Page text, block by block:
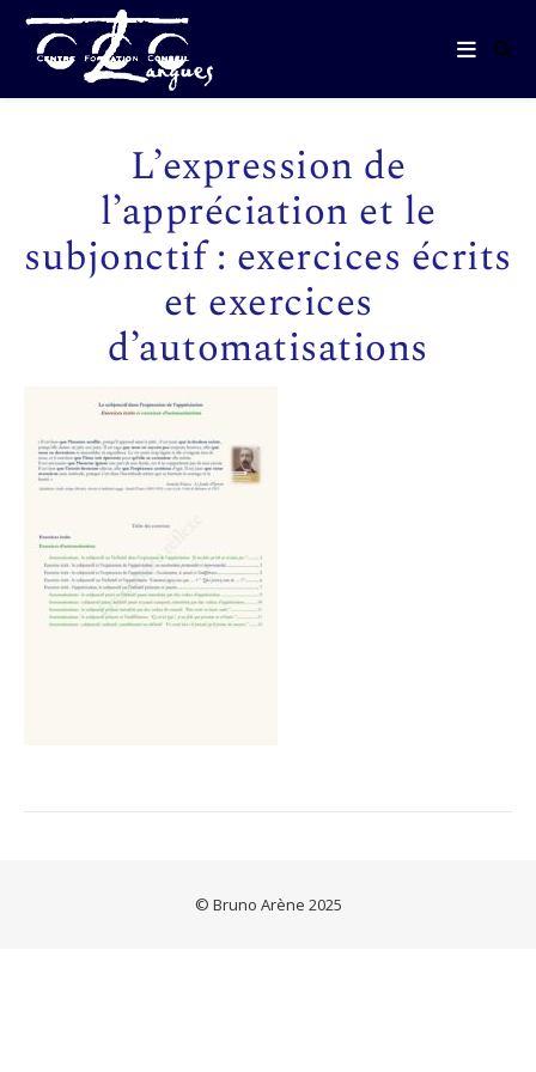
L’expression de
l’appréciation et le
subjonctif : exercices écrits
et exercices
d’automatisations
© Bruno Arène 2025